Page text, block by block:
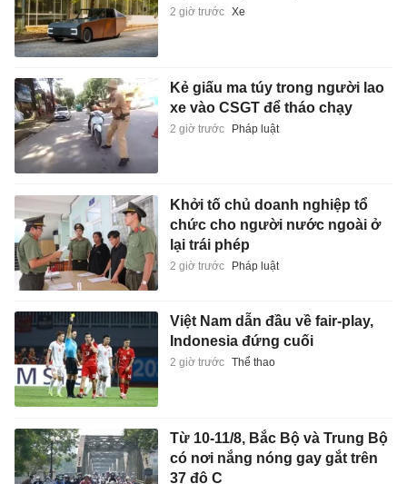
2 giờ trước Xe
Kẻ giấu ma túy trong người lao
xe vào CSGT để tháo chạy
2 giờ trước Pháp luật
Khởi tố chủ doanh nghiệp tổ
chức cho người nước ngoài ở
lại trái phép
2 giờ trước Pháp luật
Việt Nam dẫn đầu về fair-play,
Indonesia đứng cuối
2 giờ trước Thể thao
Từ 10-11/8, Bắc Bộ và Trung Bộ
có nơi nắng nóng gay gắt trên
37 độ C